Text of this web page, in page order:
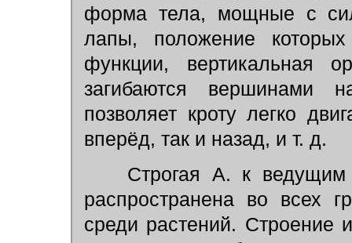
форма тела, мощные с
лапы, положение
функции, вертикальная
загибаются вершинами
позволяет кроту легко
вперёд, так и назад, и т. д.
Строгая А. к ведущим
распространена во всех
среди растений. Строение